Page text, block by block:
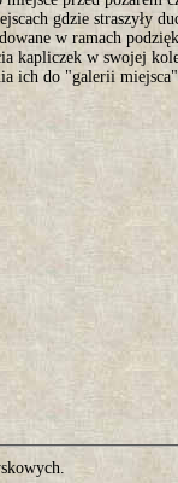
gdzie straszyły
w ramach
kapliczek w swojej
ich do "galerii